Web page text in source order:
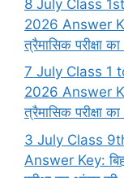
8 July Class
2026 Answer
त्रैमासिक परीक्षा
7 July Class 1
2026 Answer
त्रैमासिक परीक्षा
3 July Class
Answer Key: